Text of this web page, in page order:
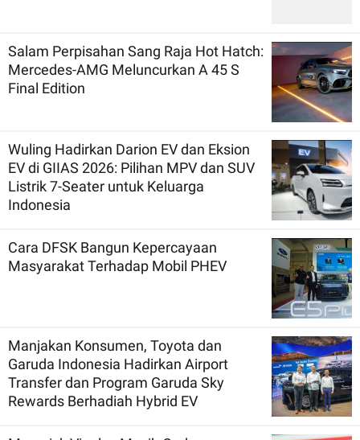
Salam Perpisahan Sang Raja Hot Hatch:
Mercedes-AMG Meluncurkan A 45 S
Final Edition
Wuling Hadirkan Darion EV dan Eksion
EV di GIIAS 2026: Pilihan MPV dan SUV
Listrik 7-Seater untuk Keluarga
Indonesia
Cara DFSK Bangun Kepercayaan
Masyarakat Terhadap Mobil PHEV
Manjakan Konsumen, Toyota dan
Garuda Indonesia Hadirkan Airport
Transfer dan Program Garuda Sky
Rewards Berhadiah Hybrid EV